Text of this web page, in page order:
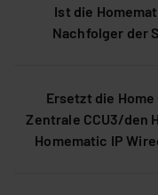
Ist die
Nachfolger der
Ersetzt die
Zentrale CCU3/den
Homematic IP